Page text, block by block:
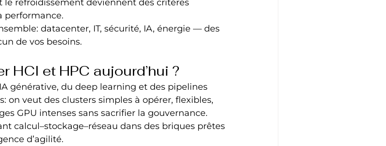
le refroidissement deviennent des critères
performance.
datacenter, IT, sécurité, IA, énergie — des
de vos besoins.
HCI et HPC aujourd’hui ?
générative, du deep learning et des pipelines
on veut des clusters simples à opérer, flexibles,
GPU intenses sans sacrifier la gouvernance.
calcul–stockage–réseau dans des briques prêtes
d’agilité.